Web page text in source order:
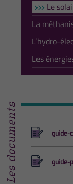
Le
La
L’hydro-
Les
Les documents guide-
guide-